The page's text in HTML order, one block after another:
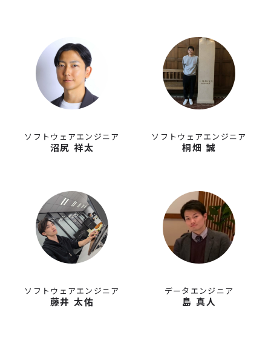
ソフトウェアエンジニア
沼尻 祥太
ソフトウェアエンジニア
桐畑 誠
ソフトウェアエンジニア
藤井 太佑
データエンジニア
島 真人